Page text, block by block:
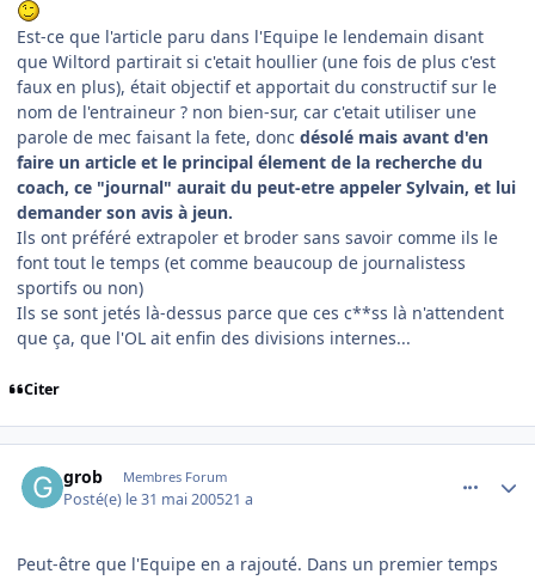
Est-ce que l'article paru dans l'Equipe le lendemain disant
que Wiltord partirait si c'etait houllier (une fois de plus c'est
faux en plus), était objectif et apportait du constructif sur le
nom de l'entraineur ? non bien-sur, car c'etait utiliser une
parole de mec faisant la fete, donc désolé mais avant d'en
faire un article et le principal élement de la recherche du
coach, ce "journal" aurait du peut-etre appeler Sylvain, et lui
demander son avis à jeun.
Ils ont préféré extrapoler et broder sans savoir comme ils le
font tout le temps (et comme beaucoup de journalistess
sportifs ou non)
Ils se sont jetés là-dessus parce que ces c**ss là n'attendent
que ça, que l'OL ait enfin des divisions internes...
Citer
grob Membres Forum
Posté(e) le 31 mai 200521 a
Peut-être que l'Equipe en a rajouté. Dans un premier temps